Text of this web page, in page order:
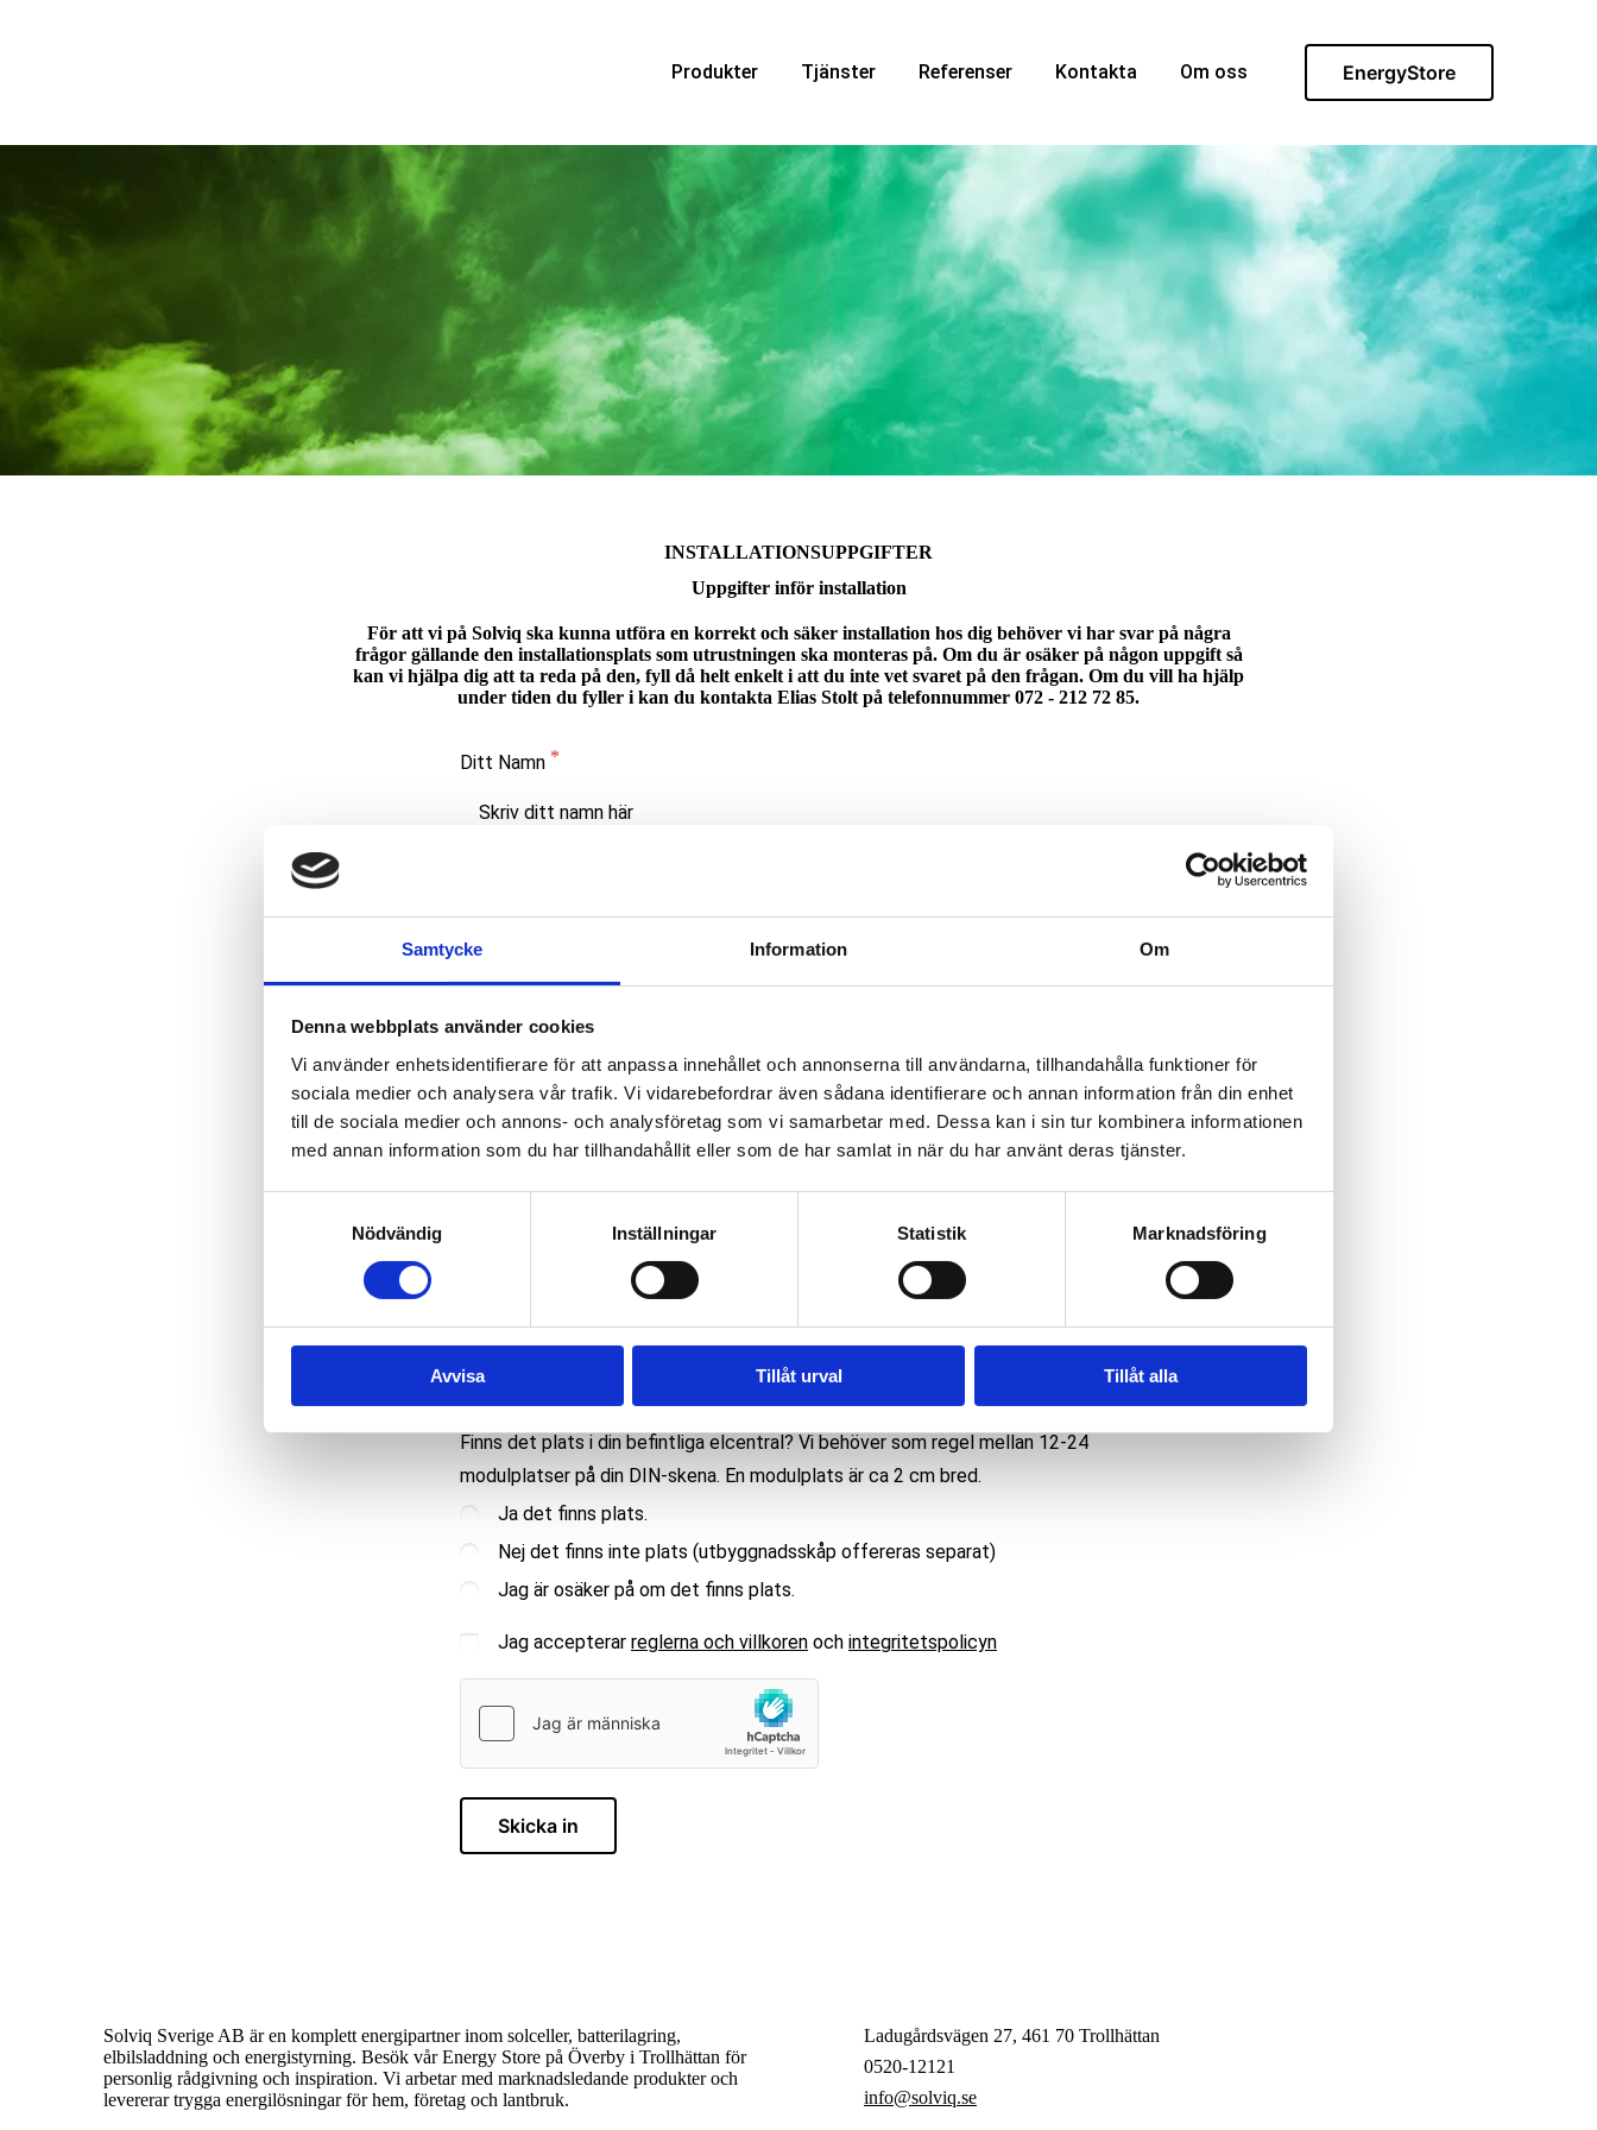
Samtycke Information Om
Denna webbplats använder cookies
Vi använder enhetsidentifierare för att anpassa innehållet och annonserna till användarna, tillhandahålla funktioner för
sociala medier och analysera vår trafik. Vi vidarebefordrar även sådana identifierare och annan information från din enhet
till de sociala medier och annons- och analysföretag som vi samarbetar med. Dessa kan i sin tur kombinera informationen
med annan information som du har tillhandahållit eller som de har samlat in när du har använt deras tjänster.
Nödvändig
Inställningar Statistik Marknadsföring
Avvisa Tillåt urval Tillåt alla
Produkter Tjänster Referenser Kontakta Om oss EnergyStore
INSTALLATIONSUPPGIFTER
Uppgifter inför installation
För att vi på Solviq ska kunna utföra en korrekt och säker installation hos dig behöver vi har svar på några
frågor gällande den installationsplats som utrustningen ska monteras på. Om du är osäker på någon uppgift så
kan vi hjälpa dig att ta reda på den, fyll då helt enkelt i att du inte vet svaret på den frågan. Om du vill ha hjälp
under tiden du fyller i kan du kontakta Elias Stolt på telefonnummer 072 - 212 72 85.
Ditt Namn
Vad är det för material på väggen där utrustningen ska monteras?
Trä
Trä
Gips
Om du valt ett brännbart material (trä) krävs det att en brandsäker skiva
monteras mellan vägg och produkt. Vill du att vi monterar den mot en kostnad av
Nej, jag monterar brandskydd enligt regelverk själv.
Hur långt avstånd är det mellan din inkommande el (huvudelcentral, mätarskåp,
huvudsäkringar) och plasten där produkten ska monteras?
0 - 5 meter
0 - 5 meter
5 - 10 meter (+ 500:- inkl. grönt avdrag)
10 - 20 meter (+ 990:- inkl. grönt avdrag)
Mer än 20 meter (offereras separat)
Finns det plats i din befintliga elcentral? Vi behöver som regel mellan 12-24
modulplatser på din DIN-skena. En modulplats är ca 2 cm bred.
Ja det finns plats.
Nej det finns inte plats (utbyggnadsskåp offereras separat)
Jag är osäker på om det finns plats.
Jag accepterar reglerna och villkoren och integritetspolicyn
Skicka in
Solviq Sverige AB är en komplett energipartner inom solceller, batterilagring,
elbilsladdning och energistyrning. Besök vår Energy Store på Överby i Trollhättan för
personlig rådgivning och inspiration. Vi arbetar med marknadsledande produkter och
levererar trygga energilösningar för hem, företag och lantbruk.
Ladugårdsvägen 27, 461 70 Trollhättan
0520-12121
info@solviq.se